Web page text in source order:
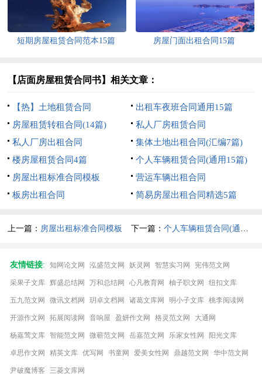
短期房屋租赁合同范本15篇 房屋门面出租合同15篇
【店面房屋租赁合同书】相关文章：
【热】土地租赁合同
出租车夜班合同通用15篇
房屋租赁转租合同(14篇)
私人厂房租赁合同
私人厂房出租合同
集体土地出租合同(汇编7篇)
楼房屋租赁合同4篇
个人车辆租赁合同(通用15篇)
房屋出租标准合同模板
营运车辆出租合同
板房出租合同
简易房屋出租合同精选5篇
上一篇： 房屋出租标准合同模板 下一篇： 个人车辆租赁合同(通用15篇)
友情链接: 知网论文网 泓盛范文网 妖灵网 智慧实习网 宪伟范文网
采果子文库 辉盛总结网 万和总结网 心凡教育网 柚子职文网 纽扣文库
五九范文网 微讯文档网 玥卓文档网 诸葛文库网 明小子文库 桃李阅读网
开源作文网 拓展阅读网 音响屋 盈妍作文网 格灵范文网 大通网
杨嘉莺文库 智能范文网 微蕲范文网 岳嘉范文网 乐家女性网 阳光文库
卓思作文网 精英文库 优写网 书童网 爱美女性网 鼎越范文网 华中范文网
尹破魔博客 三菱文库网